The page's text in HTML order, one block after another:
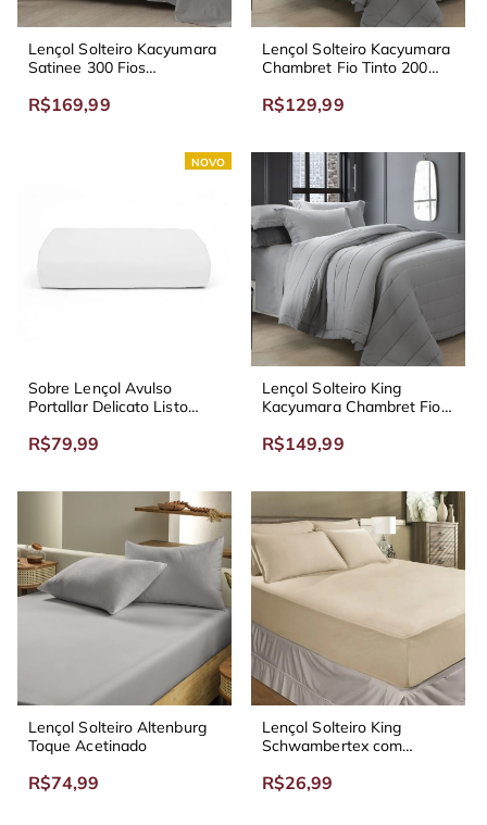
Lençol Solteiro Kacyumara
Satinee 300 Fios
R$169,99
Lençol Solteiro Kacyumara
Chambret Fio Tinto 200
R$129,99
NOVO
Sobre Lençol Avulso
Portallar Delicato Listo
R$79,99
Lençol Solteiro King
Kacyumara Chambret Fio
R$149,99
Lençol Solteiro Altenburg
Toque Acetinado
R$74,99
Lençol Solteiro King
Schwambertex com
R$26,99